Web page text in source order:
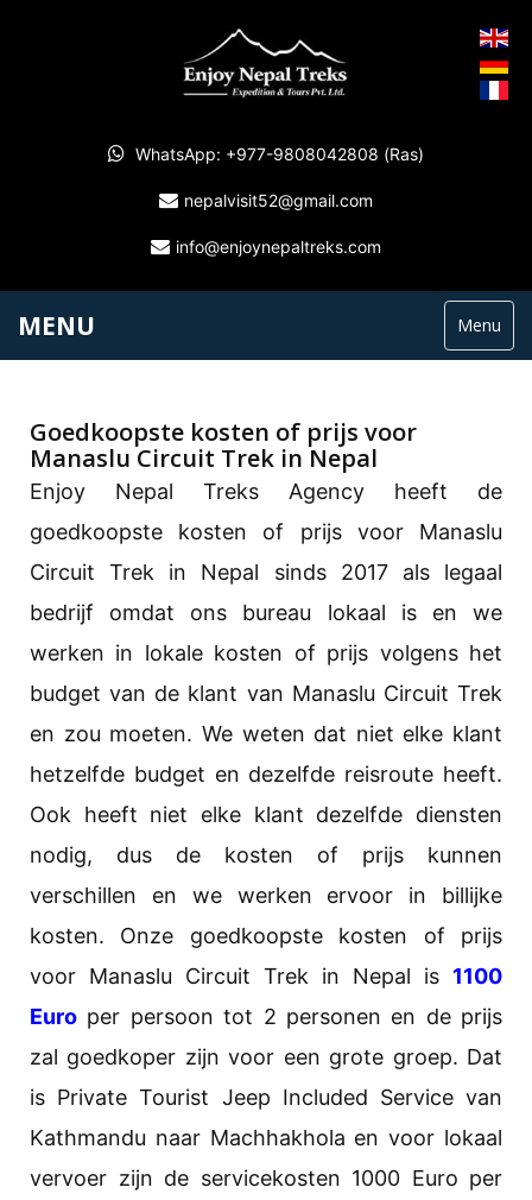
WhatsApp: +977-9808042808 (Ras)
nepalvisit52@gmail.com
info@enjoynepaltreks.com
MENU Menu
Goedkoopste kosten of prijs voor
Manaslu Circuit Trek in Nepal
Enjoy Nepal Treks Agency heeft de
goedkoopste kosten of prijs voor Manaslu
Circuit Trek in Nepal sinds 2017 als legaal
bedrijf omdat ons bureau lokaal is en we
werken in lokale kosten of prijs volgens het
budget van de klant van Manaslu Circuit Trek
en zou moeten. We weten dat niet elke klant
hetzelfde budget en dezelfde reisroute heeft.
Ook heeft niet elke klant dezelfde diensten
nodig, dus de kosten of prijs kunnen
verschillen en we werken ervoor in billijke
kosten. Onze goedkoopste kosten of prijs
voor Manaslu Circuit Trek in Nepal is 1100
Euro per persoon tot 2 personen en de prijs
zal goedkoper zijn voor een grote groep. Dat
is Private Tourist Jeep Included Service van
Kathmandu naar Machhakhola en voor lokaal
vervoer zijn de servicekosten 1000 Euro per